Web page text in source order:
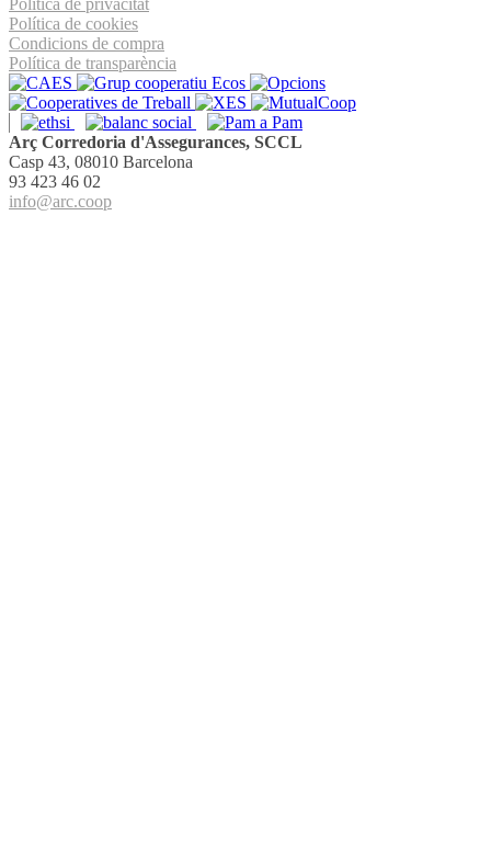
Política de cookies
Condicions de compra
Política de transparència
Arç Corredoria d'Assegurances, SCCL
Casp 43, 08010 Barcelona
93 423 46 02
info@arc.coop